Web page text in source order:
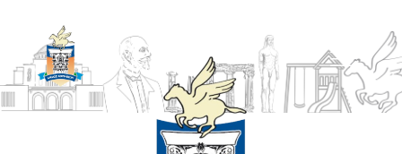
ΔΗΜΟΣ
ΚΟΡΙΝΘΙΩΝ